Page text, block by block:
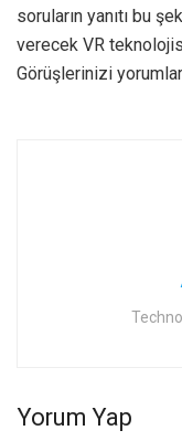
soruların yanıtı bu
verecek VR
Görüşlerinizi
Yorum Yap